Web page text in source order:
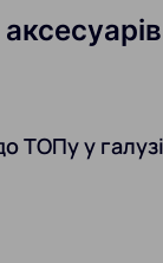
ТОПу у